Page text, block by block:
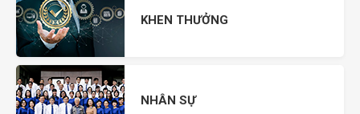
KHEN THƯỞNG
NHÂN SỰ